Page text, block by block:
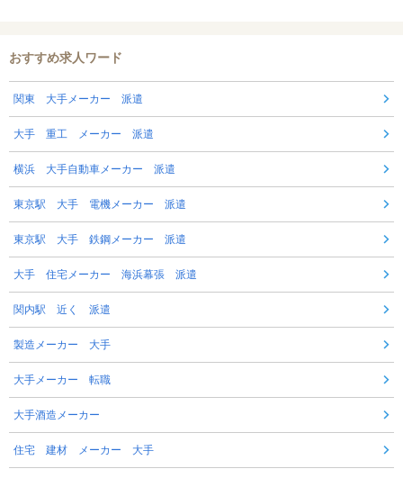
おすすめ求人ワード
関東 大手メーカー 派遣
大手 重工 メーカー 派遣
横浜 大手自動車メーカー 派遣
東京駅 大手 電機メーカー 派遣
東京駅 大手 鉄鋼メーカー 派遣
大手 住宅メーカー 海浜幕張 派遣
関内駅 近く 派遣
製造メーカー 大手
大手メーカー 転職
大手酒造メーカー
住宅 建材 メーカー 大手